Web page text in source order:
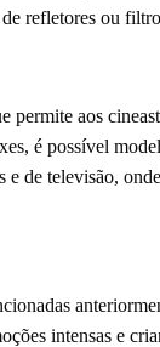
refletores ou
aos
é possível
de televisão,
intensas e